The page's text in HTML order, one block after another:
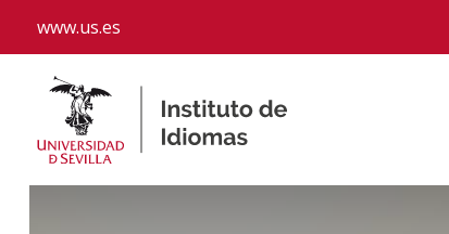
www.us.es